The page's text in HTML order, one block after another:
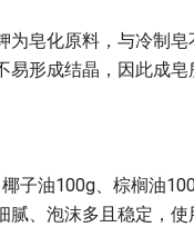
为皂化原料，与冷制
形成结晶，因此成皂
子油100g、棕榈油
、泡沫多且稳定，使